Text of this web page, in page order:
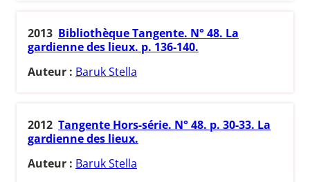
2013 Bibliothèque Tangente. N° 48. La
gardienne des lieux. p. 136-140.
Auteur : Baruk Stella
2012 Tangente Hors-série. N° 48. p. 30-33. La
gardienne des lieux.
Auteur : Baruk Stella